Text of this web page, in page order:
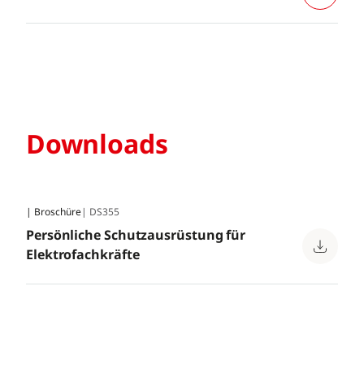
Downloads
| Broschüre| DS355
Persönliche Schutzausrüstung für
Elektrofachkräfte